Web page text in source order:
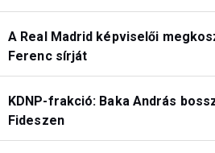
A Real Madrid képviselői
Ferenc sírját
KDNP-frakció: Baka András
Fideszen